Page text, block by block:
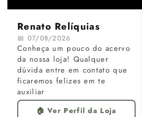
Renato Relíquias
📅 07/08/2026
Conheça um pouco do acervo
da nossa loja! Qualquer
dúvida entre em contato que
ficaremos felizes em te
auxiliar
🏠 Ver Perfil da Loja